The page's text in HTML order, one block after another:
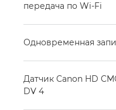
передача по Wi-Fi
Одновременная
Датчик Canon HD
DV 4